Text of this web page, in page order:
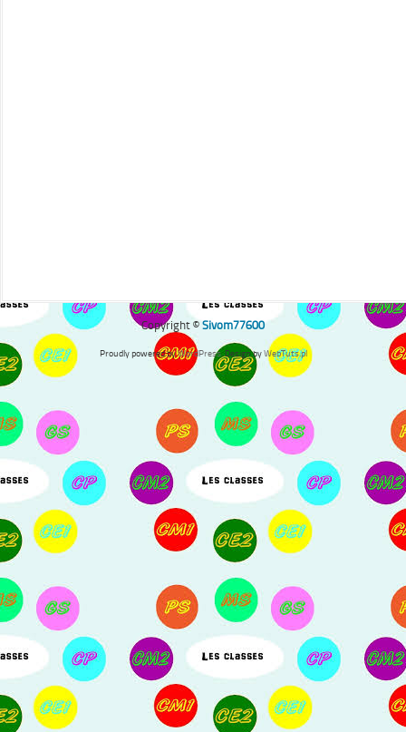
Copyright © Sivom77600
Proudly powered byWordPress. Design byWebTuts.pl